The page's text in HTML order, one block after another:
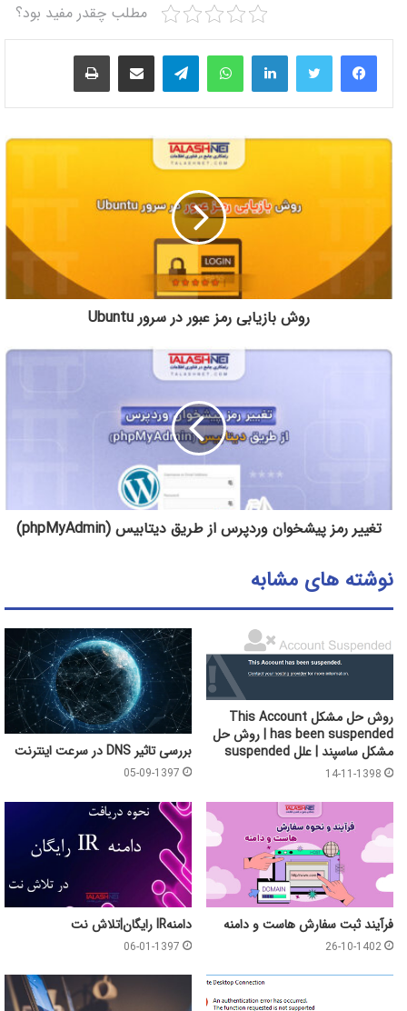
مطلب چقدر مفید بود؟
لینکدینواتس آپ تلگرام اشتراک گذاری از طریق ایمیل چاپ
روش بازیابی رمز عبور در سرور Ubuntu
تغییر رمز پیشخوان وردپرس از طریق دیتابیس (phpMyAdmin)
نوشته های مشابه
روش حل مشکل This Account
has been suspended | روش حل
مشکل ساسپند | علل suspended
14-11-1398
بررسی تاثیر DNS در سرعت اینترنت
05-09-1397
فرآیند ثبت سفارش هاست و دامنه
26-10-1402
دامنهIR رایگان|تلاش نت
06-01-1397